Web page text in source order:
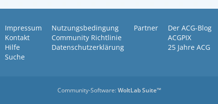
Impressum
Kontakt
Hilfe
Suche
Nutzungsbedingung
Community Richtlinie
Datenschutzerklärung
Partner
Der ACG-Blog
ACGPIX
25 Jahre ACG
Community-Software:WoltLab Suite™